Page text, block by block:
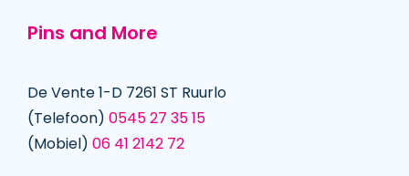
Pins and More
De Vente 1-D 7261 ST Ruurlo
(Telefoon) 0545 27 35 15
(Mobiel) 06 41 2142 72